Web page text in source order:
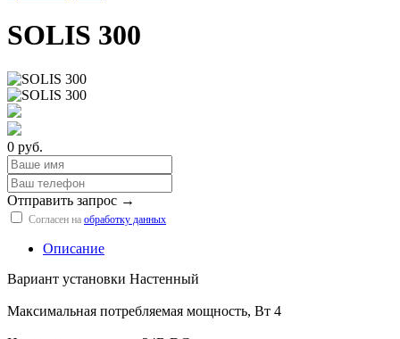
SOLIS 300
0 руб.
Отправить запрос →
Согласен на обработку данных
Описание
Вариант установки Настенный
Максимальная потребляемая мощность, Вт 4